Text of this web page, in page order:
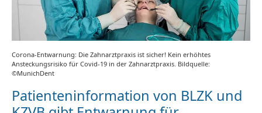
Corona-Entwarnung: Die Zahnarztpraxis ist sicher! Kein erhöhtes
Ansteckungsrisiko für Covid-19 in der Zahnarztpraxis. Bildquelle:
©MunichDent
Patienteninformation von BLZK und